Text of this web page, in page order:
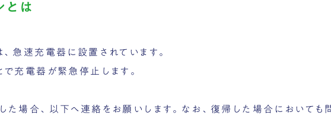
とは
、急速充電器に設置されています。
で充電器が緊急停止します。
た場合、以下へ連絡をお願いします。なお、復帰した場合においても